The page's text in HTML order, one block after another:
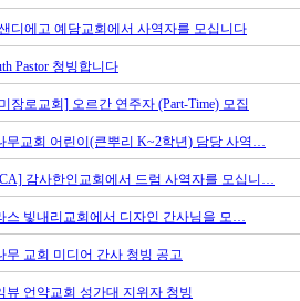
디에고 예담교회에서 사역자를 모십니다
Pastor 청빙합니다
장로교회] 오르간 연주자 (Part-Time) 모집
무교회 어린이(큰뿌리 K~2학년) 담당 사역…
감사한인교회에서 드럼 사역자를 모십니…
스 빛내리교회에서 디자인 간사님을 모…
무 교회 미디어 간사 청빙 공고
뷰 언약교회 성가대 지위자 청빙